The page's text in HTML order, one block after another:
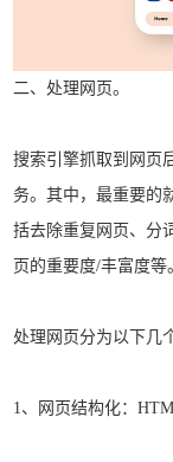
二、处理网页。
搜索引擎抓取到网页
务。其中，最重要的
括去除重复网页、分
页的重要度/丰富度等
处理网页分为以下几
1、网页结构化：